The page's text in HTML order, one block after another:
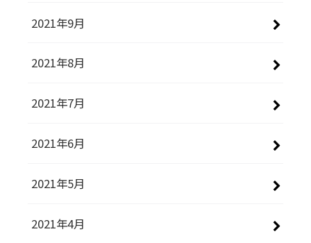
2021年9月
2021年8月
2021年7月
2021年6月
2021年5月
2021年4月